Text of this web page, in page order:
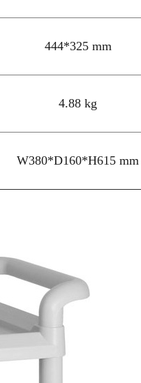
444*325 mm
4.88 kg
W380*D160*H615 mm